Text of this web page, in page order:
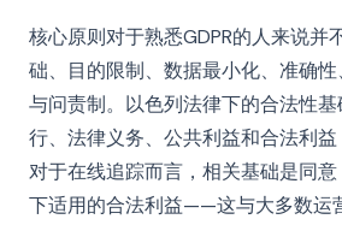
核心原则对于熟悉GDPR的人来说并
础、目的限制、数据最小化、准确
与问责制。以色列法律下的合法性
行、法律义务、公共利益和合法利益
对于在线追踪而言，相关基础是同
下适用的合法利益——这与大多数运